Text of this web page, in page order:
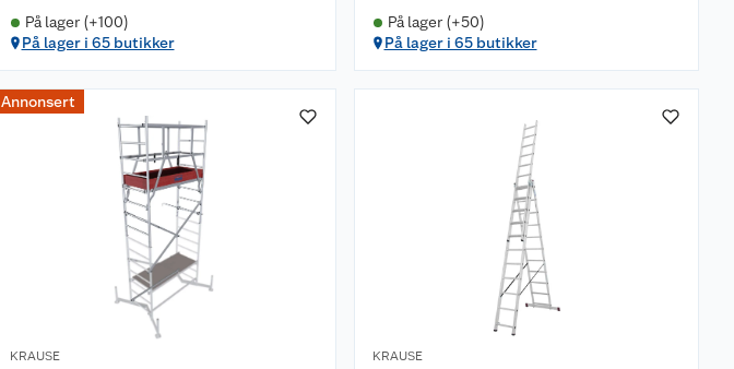
På lager (+100)
På lager i 65 butikker
På lager (+50)
På lager i 65 butikker
Annonsert
KRAUSE KRAUSE